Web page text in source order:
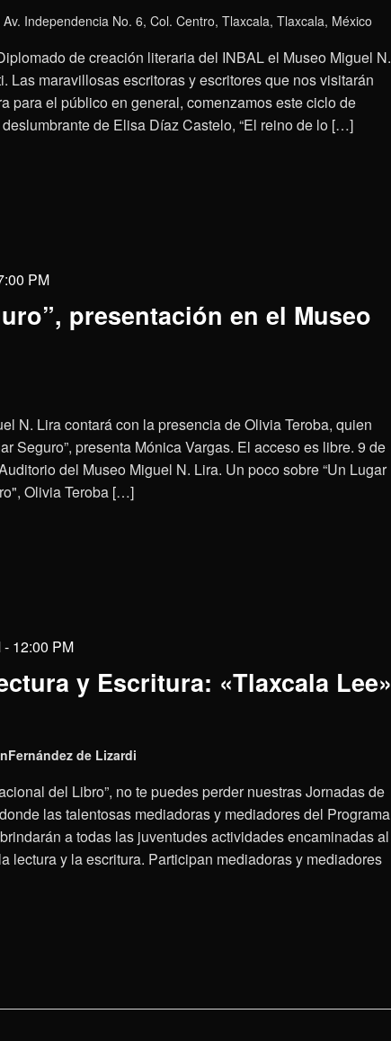
Av. Independencia No. 6, Col. Centro, Tlaxcala, Tlaxcala, México
de creación literaria del INBAL el Museo Miguel N.
Las maravillosas escritoras y escritores que nos visitarán
para el público en general, comenzamos este ciclo de
de Elisa Díaz Castelo, “El reino de lo […]
presentación en el Museo
PM
N. Lira contará con la presencia de Olivia Teroba, quien
Seguro”, presenta Mónica Vargas. El acceso es libre. 9 de
del Museo Miguel N. Lira. Un poco sobre “Un Lugar
Olivia Teroba […]
y Escritura: «Tlaxcala Lee»
- 12:00 PM
de Lizardi
del Libro”, no te puedes perder nuestras Jornadas de
las talentosas mediadoras y mediadores del Programa
a todas las juventudes actividades encaminadas al
lectura y la escritura. Participan mediadoras y mediadores